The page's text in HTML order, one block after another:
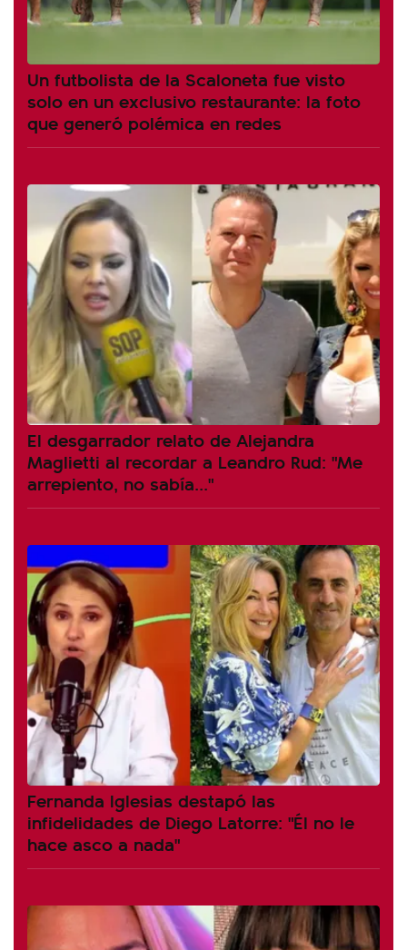
Un futbolista de la Scaloneta fue visto
solo en un exclusivo restaurante: la foto
que generó polémica en redes
El desgarrador relato de Alejandra
Maglietti al recordar a Leandro Rud: "Me
arrepiento, no sabía..."
Fernanda Iglesias destapó las
infidelidades de Diego Latorre: "Él no le
hace asco a nada"